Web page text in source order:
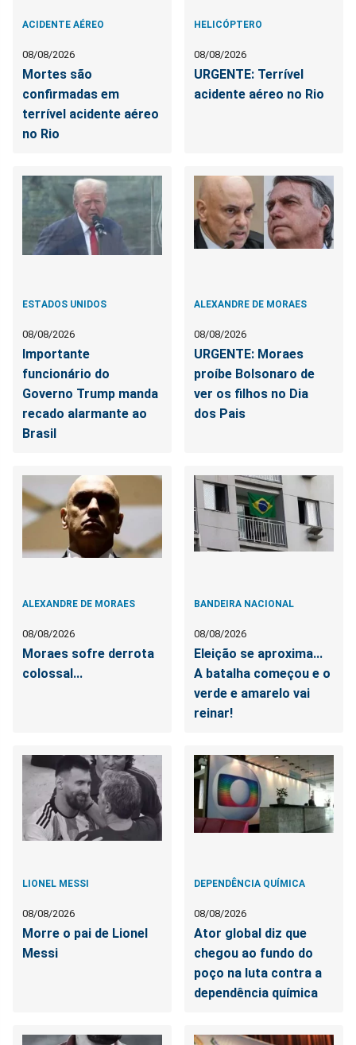
ACIDENTE AÉREO
08/08/2026
Mortes são
confirmadas em
terrível acidente aéreo
no Rio
HELICÓPTERO
08/08/2026
URGENTE: Terrível
acidente aéreo no Rio
ESTADOS UNIDOS
08/08/2026
Importante
funcionário do
Governo Trump manda
recado alarmante ao
Brasil
ALEXANDRE DE MORAES
08/08/2026
URGENTE: Moraes
proíbe Bolsonaro de
ver os filhos no Dia
dos Pais
ALEXANDRE DE MORAES
08/08/2026
Moraes sofre derrota
colossal...
BANDEIRA NACIONAL
08/08/2026
Eleição se aproxima...
A batalha começou e o
verde e amarelo vai
reinar!
LIONEL MESSI
08/08/2026
Morre o pai de Lionel
Messi
DEPENDÊNCIA QUÍMICA
08/08/2026
Ator global diz que
chegou ao fundo do
poço na luta contra a
dependência química